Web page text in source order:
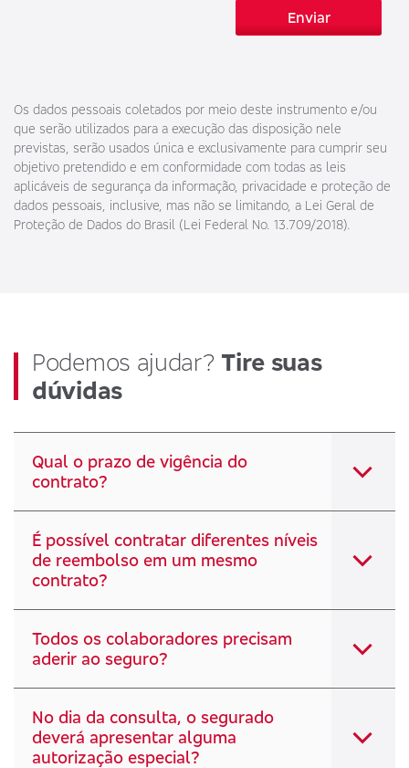
Enviar
Os dados pessoais coletados por meio deste instrumento e/ou
que serão utilizados para a execução das disposição nele
previstas, serão usados única e exclusivamente para cumprir seu
objetivo pretendido e em conformidade com todas as leis
aplicáveis de segurança da informação, privacidade e proteção de
dados pessoais, inclusive, mas não se limitando, a Lei Geral de
Proteção de Dados do Brasil (Lei Federal No. 13.709/2018).
Podemos ajudar? Tire suas
dúvidas
Qual o prazo de vigência do
contrato?
É possível contratar diferentes níveis
de reembolso em um mesmo
contrato?
Todos os colaboradores precisam
aderir ao seguro?
No dia da consulta, o segurado
deverá apresentar alguma
autorização especial?